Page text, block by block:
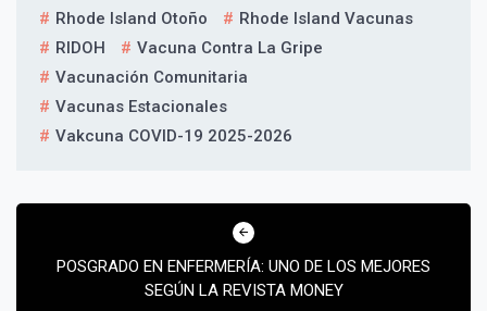
Rhode Island Otoño
Rhode Island Vacunas
RIDOH
Vacuna Contra La Gripe
Vacunación Comunitaria
Vacunas Estacionales
Vakcuna COVID-19 2025-2026
Navegación
entradas
POSGRADO EN ENFERMERÍA: UNO DE LOS MEJORES
SEGÚN LA REVISTA MONEY